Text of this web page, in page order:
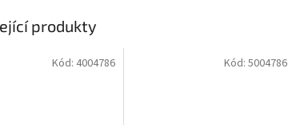
produkty
Kód: 4004786 Kód: 5004786